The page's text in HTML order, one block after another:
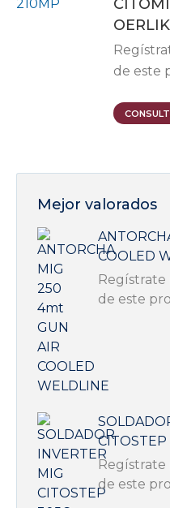
de este
Mejor valorados
COOLED
Regístrate
de este
Regístrate
de este